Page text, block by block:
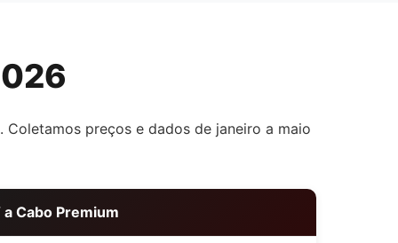
preços e dados de janeiro a maio
a Cabo Premium